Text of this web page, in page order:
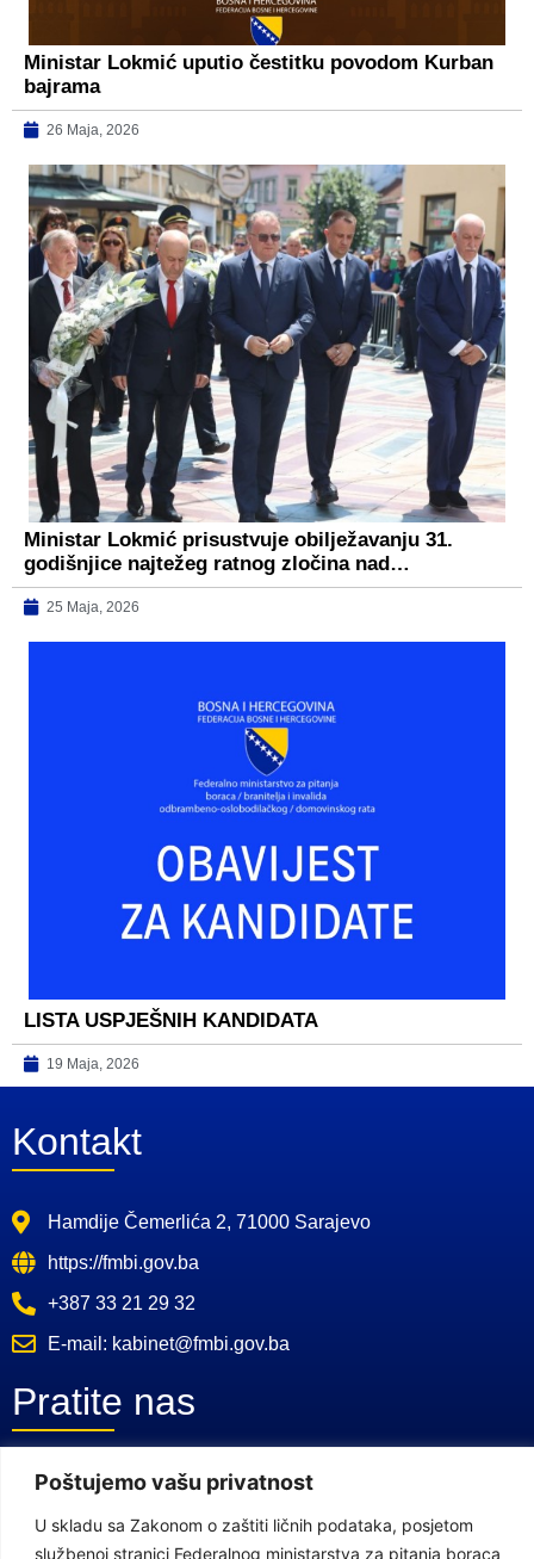
Poštujemo vašu privatnost
U skladu sa Zakonom o zaštiti ličnih podataka, posjetom
službenoj stranici Federalnog ministarstva za pitanja boraca
Ministar Lokmić uputio čestitku povodom Kurban
bajrama
26 Maja, 2026
Ministar Lokmić prisustvuje obilježavanju 31.
godišnjice najtežeg ratnog zločina nad…
25 Maja, 2026
LISTA USPJEŠNIH KANDIDATA
19 Maja, 2026
Kontakt
Hamdije Čemerlića 2, 71000 Sarajevo
https://fmbi.gov.ba
+387 33 21 29 32
E-mail: kabinet@fmbi.gov.ba
Pratite nas
Facebook Stranica
Youtube Kanal